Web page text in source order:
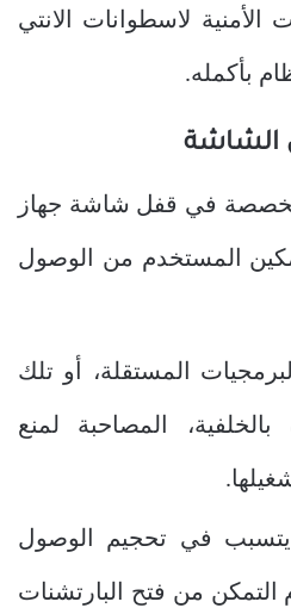
الأمنية لاسطوانات الانتي
بأكمله.
الشاشة
في قفل شاشة جهاز
المستخدم من الوصول
المستقلة، أو تلك
المصاحبة لمنع
في تحجيم الوصول
التمكن من فتح البارتشنات